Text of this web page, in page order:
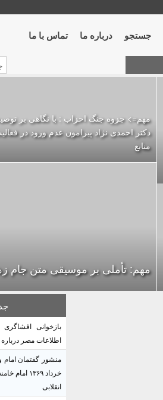
جستجو درباره ما تماس با ما
مهم=> جزوه جنگ احزاب : با نگاهی بر
دکتر احمدی نژاد پیرامون عدم ورود در
منابع
مهم: تأملی بر موسیقی متن جام
بازخوانی
اطلاعات مصر درباره
خرداد
انقلابی